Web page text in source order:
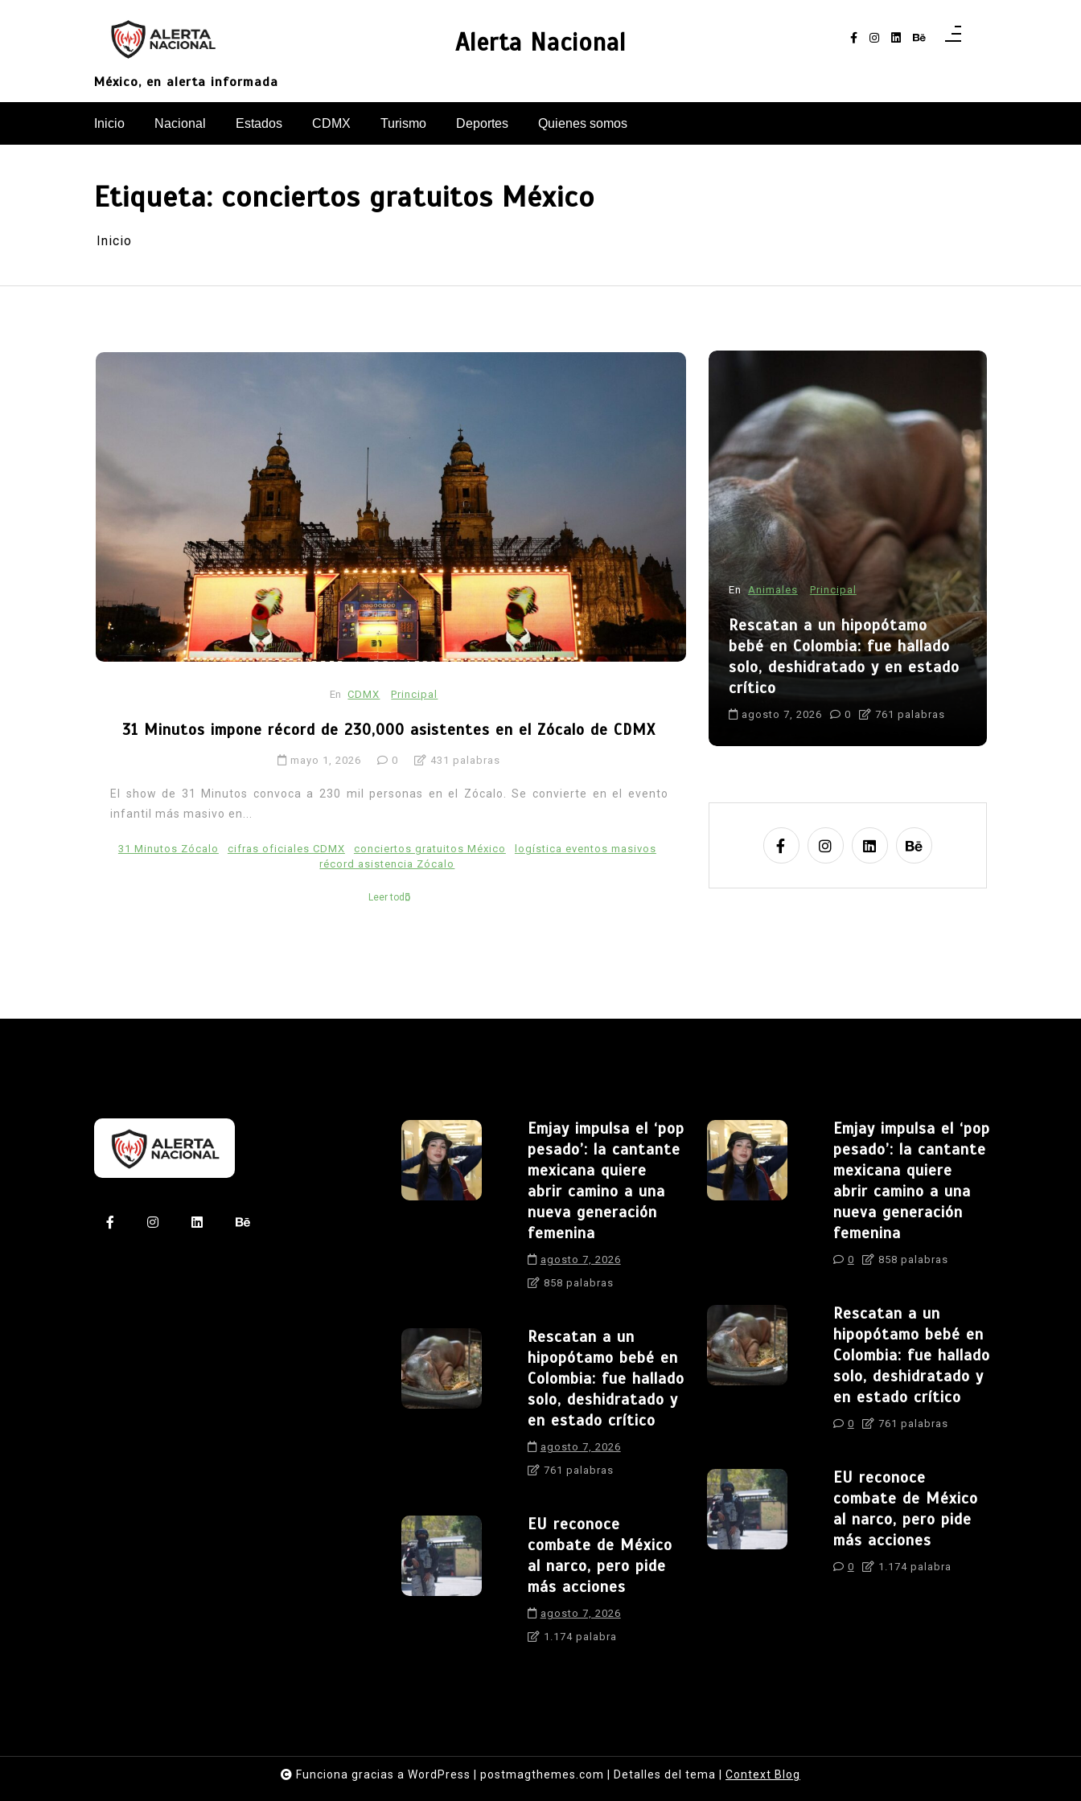
Alerta Nacional
México, en alerta informada
Inicio Nacional Estados CDMX Turismo Deportes Quienes somos
Etiqueta: conciertos gratuitos México
Inicio
En CDMX Principal
31 Minutos impone récord de 230,000 asistentes en el Zócalo de CDMX
mayo 1, 2026 0 431 palabras
El show de 31 Minutos convoca a 230 mil personas en el Zócalo. Se convierte en el evento
infantil más masivo en...
31 Minutos Zócalo cifras oficiales CDMX conciertos gratuitos México
logística eventos masivos
récord asistencia Zócalo
Leer todo
Animales Principal
Rescatan a un hipopótamo
bebé en Colombia: fue hallado
solo, deshidratado y en estado
En Principal
Emjay impulsa el ‘pop pesado’:
la cantante mexicana quiere
abrir camino a una nueva
En Animales Principal
Rescatan a un hipopótamo
bebé en Colombia: fue hallado
solo, deshidratado y en estado
crítico
agosto 7, 2026 0 761 palabras
Emjay impulsa el ‘pop
pesado’: la cantante
mexicana quiere
abrir camino a una
nueva generación
femenina
agosto 7, 2026
858 palabras
Rescatan a un
hipopótamo bebé en
Colombia: fue hallado
solo, deshidratado y
en estado crítico
agosto 7, 2026
761 palabras
EU reconoce
combate de México
al narco, pero pide
más acciones
agosto 7, 2026
1.174 palabra
Emjay impulsa el ‘pop
pesado’: la cantante
mexicana quiere
abrir camino a una
nueva generación
femenina
0 858 palabras
Rescatan a un
hipopótamo bebé en
Colombia: fue hallado
solo, deshidratado y
en estado crítico
0 761 palabras
EU reconoce
combate de México
al narco, pero pide
más acciones
0 1.174 palabra
Funciona gracias a WordPress postmagthemes.com Detalles del tema Context Blog